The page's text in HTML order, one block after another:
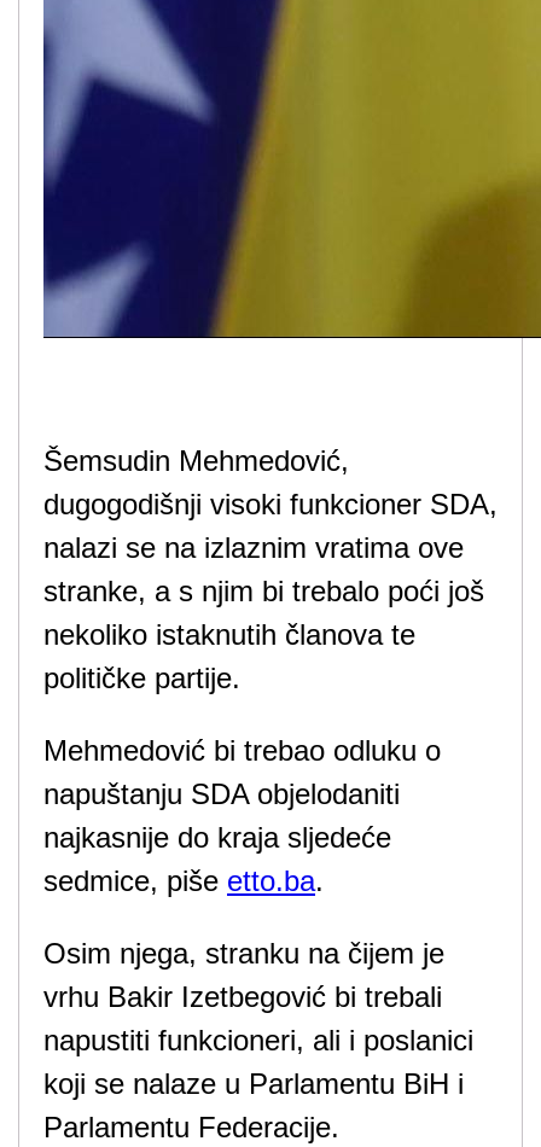
Šemsudin Mehmedović,
dugogodišnji visoki funkcioner SDA,
nalazi se na izlaznim vratima ove
stranke, a s njim bi trebalo poći još
nekoliko istaknutih članova te
političke partije.
Mehmedović bi trebao odluku o
napuštanju SDA objelodaniti
najkasnije do kraja sljedeće
sedmice, piše etto.ba.
Osim njega, stranku na čijem je
vrhu Bakir Izetbegović bi trebali
napustiti funkcioneri, ali i poslanici
koji se nalaze u Parlamentu BiH i
Parlamentu Federacije.